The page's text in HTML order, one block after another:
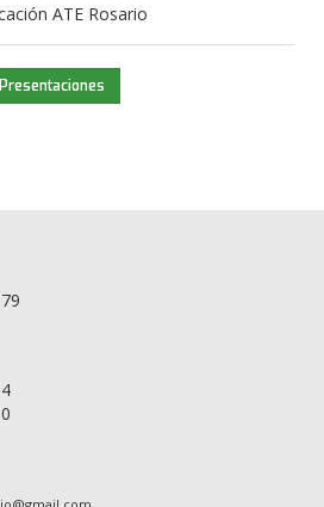
ATE Rosario
Presentaciones